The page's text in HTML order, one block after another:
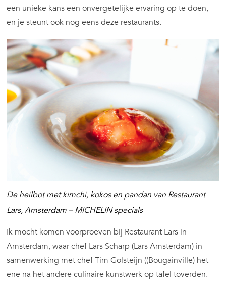
een unieke kans een onvergetelijke ervaring op te doen,
en je steunt ook nog eens deze restaurants.
De heilbot met kimchi, kokos en pandan van Restaurant
Lars, Amsterdam – MICHELIN specials
Ik mocht komen voorproeven bij Restaurant Lars in
Amsterdam, waar chef Lars Scharp (Lars Amsterdam) in
samenwerking met chef Tim Golsteijn ((Bougainville) het
ene na het andere culinaire kunstwerk op tafel toverden.